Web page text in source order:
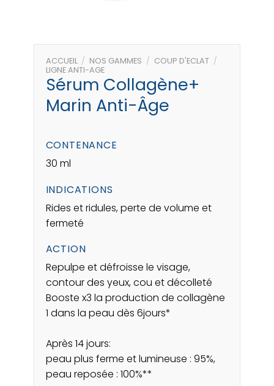
ACCUEIL / NOS GAMMES / COUP D'ECLAT /
LIGNE ANTI-AGE
Sérum Collagène+
Marin Anti-Âge
CONTENANCE
30 ml
INDICATIONS
Rides et ridules, perte de volume et
fermeté
ACTION
Repulpe et défroisse le visage,
contour des yeux, cou et décolleté
Booste x3 la production de collagène
1 dans la peau dès 6jours*
Après 14 jours:
peau plus ferme et lumineuse : 95%,
peau reposée : 100%**